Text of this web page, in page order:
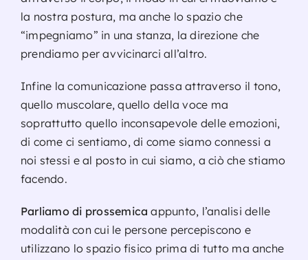
la nostra postura, ma anche lo spazio che
“impegniamo” in una stanza, la direzione che
prendiamo per avvicinarci all’altro.
Infine la comunicazione passa attraverso il tono,
quello muscolare, quello della voce ma
soprattutto quello inconsapevole delle emozioni,
di come ci sentiamo, di come siamo connessi a
noi stessi e al posto in cui siamo, a ciò che stiamo
facendo.
Parliamo di prossemica appunto, l’analisi delle
modalità con cui le persone percepiscono e
utilizzano lo spazio fisico prima di tutto ma anche